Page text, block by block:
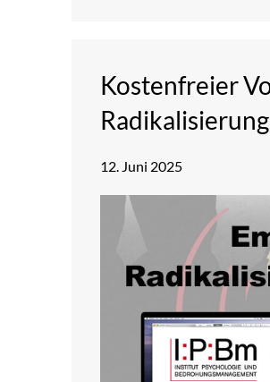
Kostenfreier
12. Juni 2025